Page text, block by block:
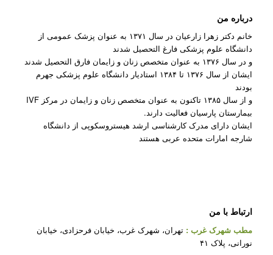
درباره من
خانم دکتر زهرا زارعیان در سال ۱۳۷۱ به عنوان پزشک عمومی از
دانشگاه علوم پزشکی فارغ التحصیل شدند
و در سال ۱۳۷۶ به عنوان متخصص زنان و زایمان فارق التحصیل شدند
ایشان از سال ۱۳۷۶ تا ۱۳۸۴ استادیار دانشگاه علوم پزشکی جهرم
بودند
و از سال ۱۳۸۵ تاکنون به عنوان متخصص زنان و زایمان در مرکز IVF
بیمارستان پارسیان فعالیت دارند.
ایشان دارای مدرک کارشناسی ارشد هیستروسکوپی از دانشگاه
شارجه امارات متحده عربی هستند
ارتباط با من
مطب شهرک غرب : تهران، شهرک غرب، خیابان فرحزادی، خیابان
نورانی، پلاک ۴۱